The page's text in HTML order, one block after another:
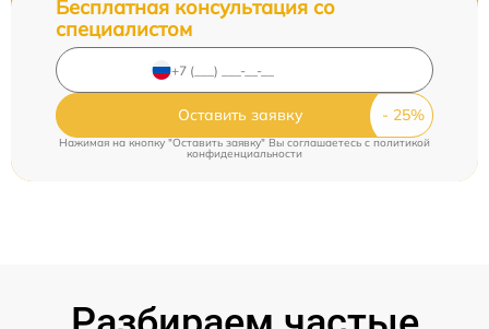
Бесплатная консультация со
специалистом
Оставить заявку
Нажимая на кнопку "Оставить заявку" Вы соглашаетесь c политикой
конфиденциальности